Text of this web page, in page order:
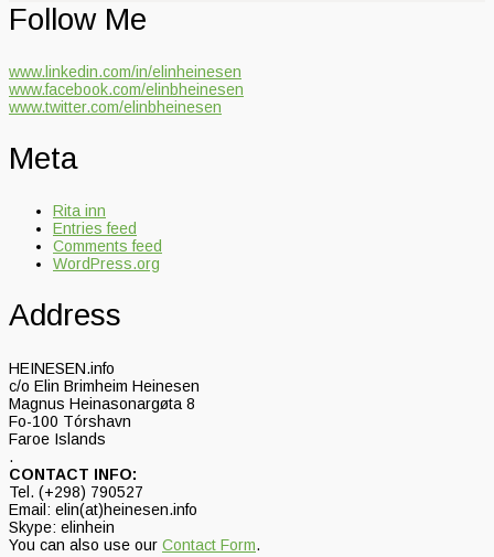
Follow Me
www.linkedin.com/in/elinheinesen
www.facebook.com/elinbheinesen
www.twitter.com/elinbheinesen
Meta
Rita inn
Entries feed
Comments feed
WordPress.org
Address
HEINESEN.info
c/o Elin Brimheim Heinesen
Magnus Heinasonargøta 8
Fo-100 Tórshavn
Faroe Islands
.
CONTACT INFO:
Tel. (+298) 790527
Email: elin(at)heinesen.info
Skype: elinhein
You can also use our Contact Form.